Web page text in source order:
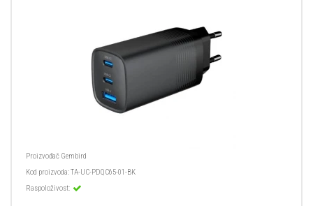
Proizvođač Gembird
Kod proizvoda:TA-UC-PDQC65-01-BK
Raspoloživost: